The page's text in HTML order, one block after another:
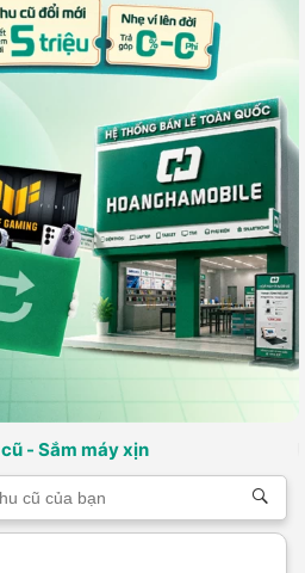
- Sắm máy xịn